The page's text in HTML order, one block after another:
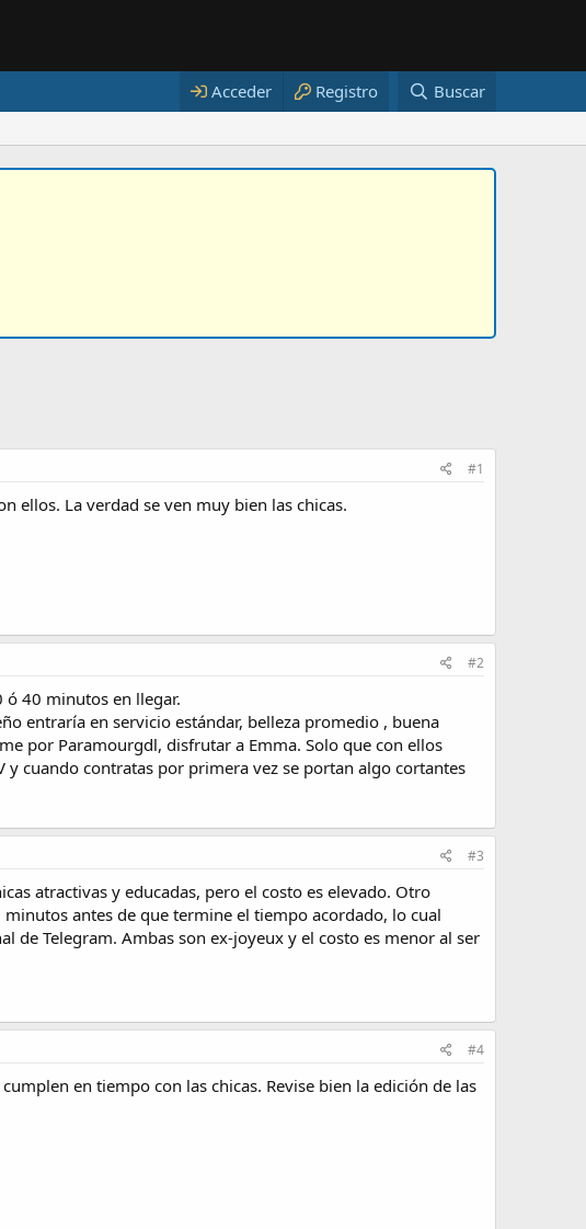
Acceder Registro Buscar
#1
ellos. La verdad se ven muy bien las chicas.
#2
ó 40 minutos en llegar.
entraría en servicio estándar, belleza promedio , buena
por Paramourgdl, disfrutar a Emma. Solo que con ellos
cuando contratas por primera vez se portan algo cortantes
#3
atractivas y educadas, pero el costo es elevado. Otro
antes de que termine el tiempo acordado, lo cual
de Telegram. Ambas son ex-joyeux y el costo es menor al ser
#4
en tiempo con las chicas. Revise bien la edición de las